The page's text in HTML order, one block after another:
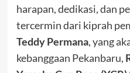
harapan, dedikasi, dan
tercermin dari kiprah
Teddy Permana, yang
kebanggaan Pekanbaru,